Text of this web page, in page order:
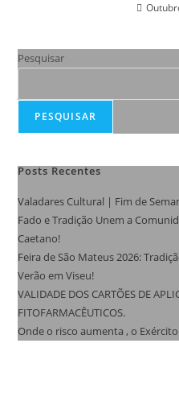
Pesquisar
PESQUISAR
Posts Recentes
Valadares Cultural | Fim de
Fado e Tradição Unem a
Caetano!
Feira de São Mateus 2026:
Verão em Viseu!
VALIDADE DOS CARTÕES DE
FITOFARMACÊUTICOS.
Onde o risco aumenta , o